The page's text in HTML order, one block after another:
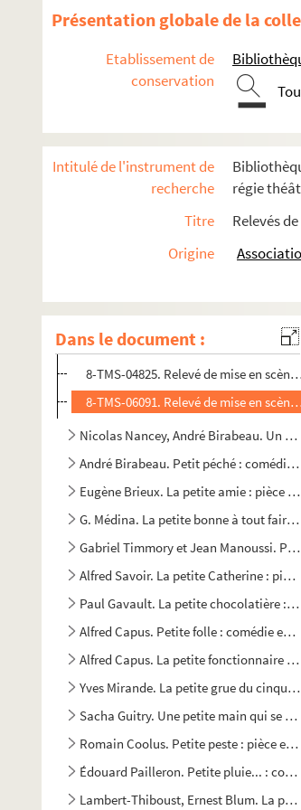
Présentation globale de la
Etablissement de
conservation
Intitulé de l'instrument de
recherche
régie
Titre
Relevés
Origine
Dans le document :
André de Lorde, Pierre Chaine. Les
Henri Lavedan. Pétard : pièce en 3
Alfred Machard. Le petit aiglon : conte
Erskine Caldwell. Le petit arpent du Bon
Tristan Bernard. Le petit café : comédie
Maurice Vaucaire. Petit chagrin :
Henry Meilhac et Ludovic Halévy. Le
William Busnach. Le petit Jacques :
Henri Crisafulli, Victor Bernard. Le petit
8-TMS-01896 (RES). Relevé de mise en
8-TMS-04825. Relevé de mise en scène.
8-TMS-06091. Relevé de mise en scène. 3
Nicolas Nancey, André Birabeau. Un
André Birabeau. Petit péché : comédie
Eugène Brieux. La petite amie : pièce en
G. Médina. La petite bonne à tout faire
Gabriel Timmory et Jean Manoussi.
Alfred Savoir. La petite Catherine : pièce
Paul Gavault. La petite chocolatière :
Alfred Capus. Petite folle : comédie en 3
Alfred Capus. La petite fonctionnaire :
Yves Mirande. La petite grue du
Sacha Guitry. Une petite main qui se
Romain Coolus. Petite peste : pièce en 3
Édouard Pailleron. Petite pluie... :
Lambert-Thiboust, Ernest Blum. La